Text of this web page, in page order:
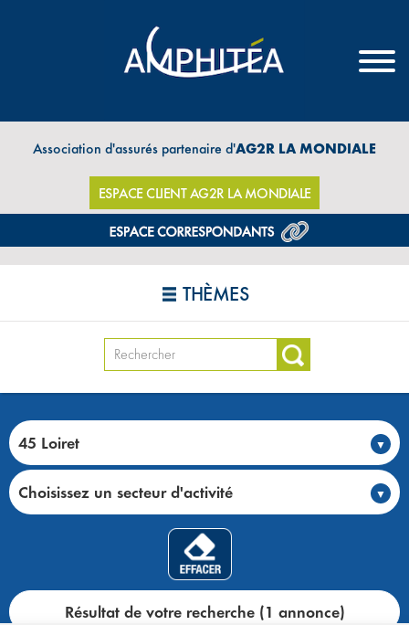
Association d'assurés partenaire d'AG2R LA MONDIALE
ESPACE CLIENT AG2R LA MONDIALE
THÈMES
45 Loiret
Choisissez un secteur d'activité
Résultat de votre recherche (1 annonce)